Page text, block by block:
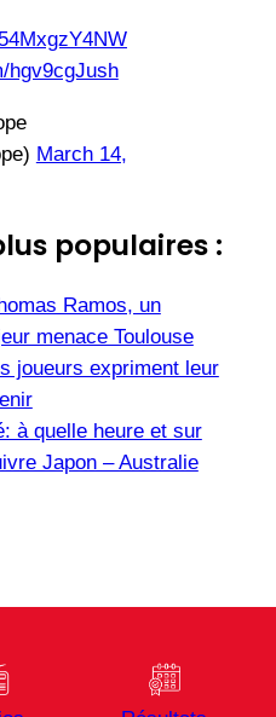
hgv9cgJush
March 14,
populaires :
Ramos, un
menace Toulouse
joueurs expriment leur
à quelle heure et sur
Japon – Australie